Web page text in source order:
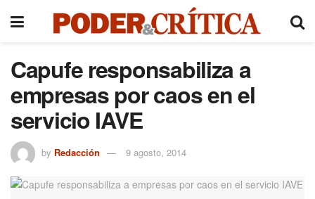
Capufe responsabiliza a
empresas por caos en el
servicio IAVE
by Redacción 9 agosto, 2014